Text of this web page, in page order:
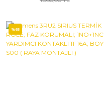
%65